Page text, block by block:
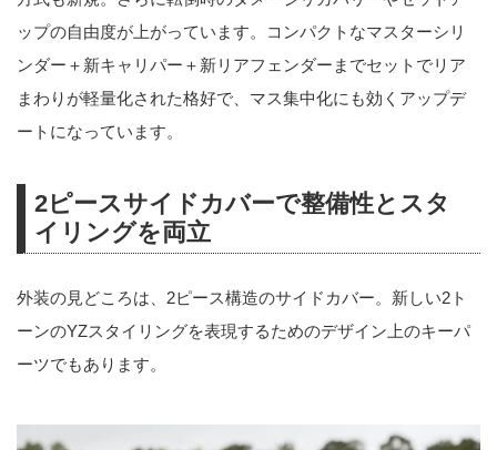
ップの自由度が上がっています。コンパクトなマスターシリ
ンダー＋新キャリパー＋新リアフェンダーまでセットでリア
まわりが軽量化された格好で、マス集中化にも効くアップデ
ートになっています。
2ピースサイドカバーで整備性とスタ
イリングを両立
外装の見どころは、2ピース構造のサイドカバー。新しい2ト
ーンのYZスタイリングを表現するためのデザイン上のキーパ
ーツでもあります。